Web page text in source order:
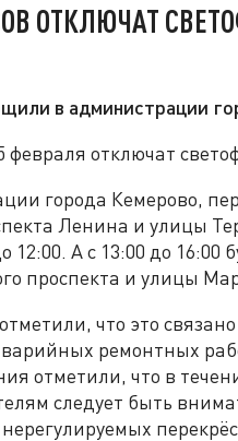
ОТКЛЮЧАТ
в администрации
февраля отключат
города Кемерово,
Ленина и улицы
А с 13:00 до 16:00
проспекта и улицы
что это
ремонтных
отметили, что в
следует быть